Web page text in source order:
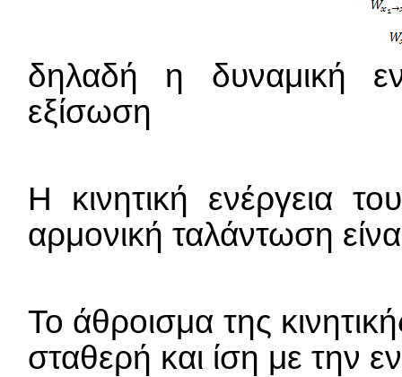
δηλαδή η δυναμική
εξίσωση
Η κινητική ενέργεια
αρμονική ταλάντωση
Το άθροισμα της
σταθερή και ίση με την